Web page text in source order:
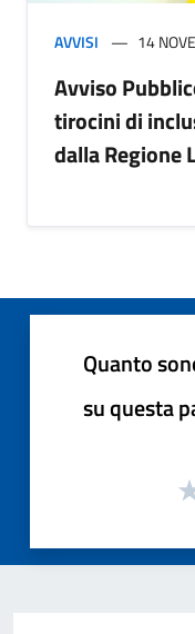
AVVISI 14
Avviso
tirocini di
dalla Regione
Quanto
su questa